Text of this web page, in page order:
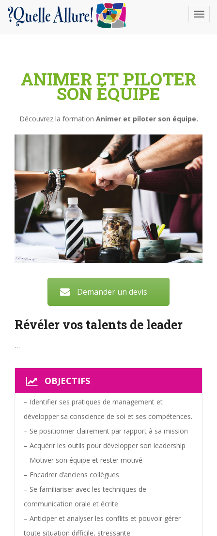
gtag('config', 'UA-22388996-1');
ANIMER ET PILOTER
SON ÉQUIPE
Découvrez la formation Animer et piloter son équipe.
Demander un devis
Révéler vos talents de leader
…
OBJECTIFS
– Identifier ses pratiques de management et
développer sa conscience de soi et ses compétences.
– Se positionner clairement par rapport à sa mission
– Acquérir les outils pour développer son leadership
– Motiver son équipe et rester motivé
– Encadrer d’anciens collègues
– Se familiariser avec les techniques de
communication orale et écrite
– Anticiper et analyser les conflits et pouvoir gérer
toute situation difficile, stressante